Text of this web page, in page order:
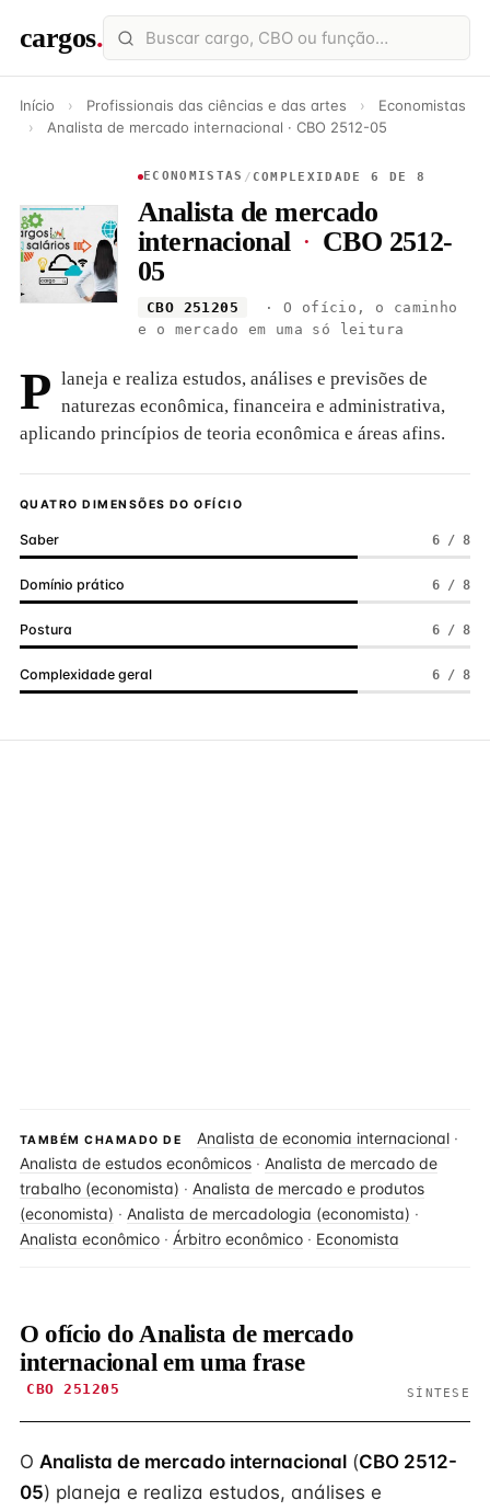
cargos.
Início › Profissionais das ciências e das artes ›
Economistas
›
Analista de mercado internacional · CBO 2512-05
ECONOMISTAS / COMPLEXIDADE 6 DE 8
Analista de mercado
internacional · CBO 2512-
05
CBO 251205
· O ofício, o caminho
e o mercado em uma só leitura
P laneja e realiza estudos, análises e previsões de
naturezas econômica, financeira e administrativa,
aplicando princípios de teoria econômica e áreas afins.
QUATRO DIMENSÕES DO OFÍCIO
Saber 6 / 8
Domínio prático 6 / 8
Postura 6 / 8
Complexidade geral 6 / 8
TAMBÉM CHAMADO DE Analista de economia internacional ·
Analista de estudos econômicos · Analista de mercado de
trabalho (economista) · Analista de mercado e produtos
(economista) · Analista de mercadologia (economista) ·
Analista econômico · Árbitro econômico · Economista
O ofício do Analista de mercado
internacional em uma frase
CBO 251205 SÍNTESE
O Analista de mercado internacional (CBO 2512-
05) planeja e realiza estudos, análises e